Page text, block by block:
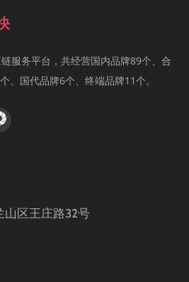
服务平台，共经营国内品牌89个、合
、国代品牌6个、终端品牌11个。
山区王庄路32号